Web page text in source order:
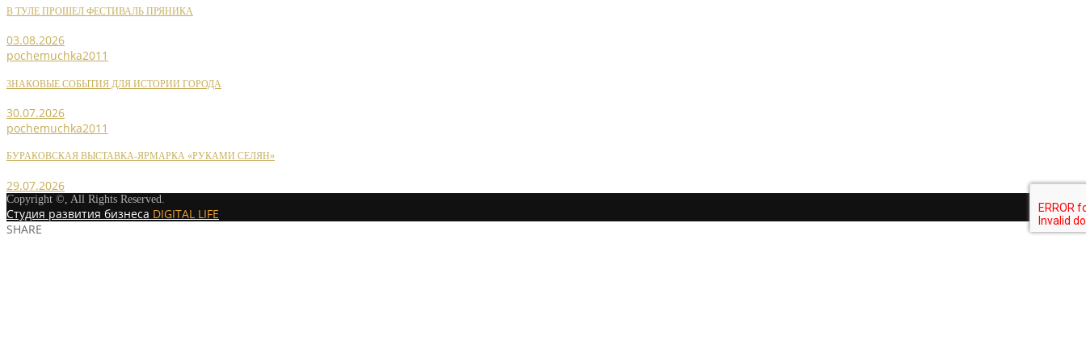
В ТУЛЕ ПРОШЕЛ ФЕСТИВАЛЬ ПРЯНИКА
03.08.2026
pochemuchka2011
ЗНАКОВЫЕ СОБЫТИЯ ДЛЯ ИСТОРИИ ГОРОДА
30.07.2026
pochemuchka2011
БУРАКОВСКАЯ ВЫСТАВКА-ЯРМАРКА «РУКАМИ СЕЛЯН»
29.07.2026
Copyright ©, All Rights Reserved.
Студия развития бизнеса DIGITAL LIFE
SHARE